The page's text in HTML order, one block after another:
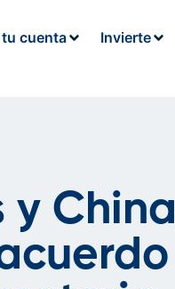
cuenta Invierte
y China